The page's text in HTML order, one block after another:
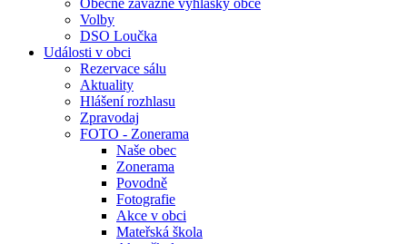
Obecně závazné vyhlášky obce
Volby
DSO Loučka
Události v obci
Rezervace sálu
Aktuality
Hlášení rozhlasu
Zpravodaj
FOTO - Zonerama
Naše obec
Zonerama
Povodně
Fotografie
Akce v obci
Mateřská škola